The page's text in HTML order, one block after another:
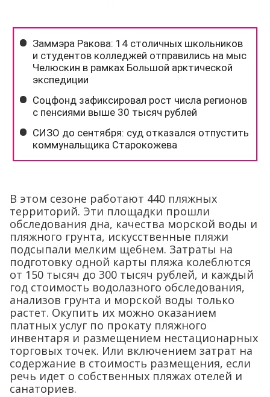
В этом сезоне работают 440 пляжных
территорий. Эти площадки прошли
обследования дна, качества морской воды и
пляжного грунта, искусственные пляжи
подсыпали мелким щебнем. Затраты на
подготовку одной карты пляжа колеблются
от 150 тысяч до 300 тысяч рублей, и каждый
год стоимость водолазного обследования,
анализов грунта и морской воды только
растет. Окупить их можно оказанием
платных услуг по прокату пляжного
инвентаря и размещением нестационарных
торговых точек. Или включением затрат на
содержание в стоимость размещения, если
речь идет о собственных пляжах отелей и
санаториев.